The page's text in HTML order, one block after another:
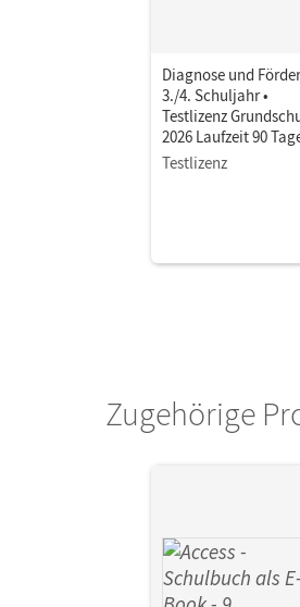
Diagnose und
3./4. Schuljahr •
Testlizenz
2026 Laufzeit 90
Testlizenz
Zugehörige